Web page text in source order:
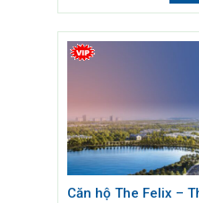
Căn hộ The Felix –